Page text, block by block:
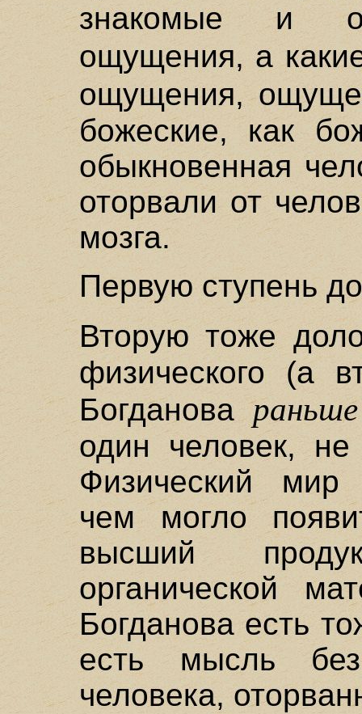
знакомые и
ощущения, а
ощущения,
божеские, как
обыкновенная
оторвали от
мозга.
Первую ступень
Вторую тоже
физического (а
Богдановараньше
один человек, не
Физический мир
чем могло
высший
органической
Богданова есть
есть мысль
человека,